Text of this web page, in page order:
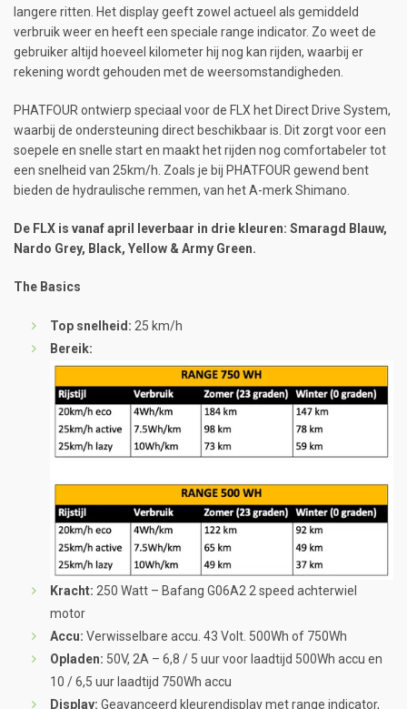
langere ritten. Het display geeft zowel actueel als gemiddeld
verbruik weer en heeft een speciale range indicator. Zo weet de
gebruiker altijd hoeveel kilometer hij nog kan rijden, waarbij er
rekening wordt gehouden met de weersomstandigheden.
PHATFOUR ontwierp speciaal voor de FLX het Direct Drive System,
waarbij de ondersteuning direct beschikbaar is. Dit zorgt voor een
soepele en snelle start en maakt het rijden nog comfortabeler tot
een snelheid van 25km/h. Zoals je bij PHATFOUR gewend bent
bieden de hydraulische remmen, van het A-merk Shimano.
De FLX is vanaf april leverbaar in drie kleuren: Smaragd Blauw,
Nardo Grey, Black, Yellow & Army Green.
The Basics
Top snelheid: 25 km/h
Bereik:
Kracht: 250 Watt – Bafang G06A2 2 speed achterwiel
motor
Accu: Verwisselbare accu. 43 Volt. 500Wh of 750Wh
Opladen: 50V, 2A – 6,8 / 5 uur voor laadtijd 500Wh accu en
10 / 6,5 uur laadtijd 750Wh accu
Display: Geavanceerd kleurendisplay met range indicator,